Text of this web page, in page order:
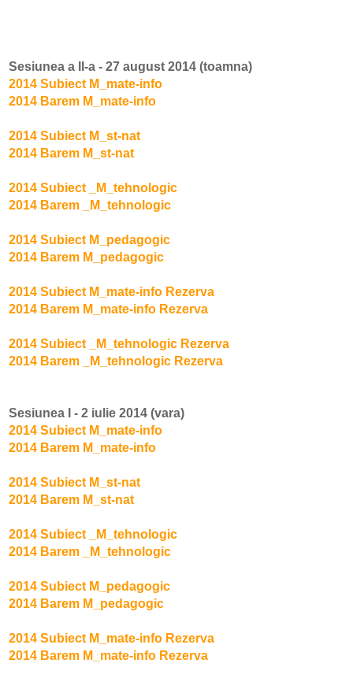
Sesiunea a II-a - 27 august 2014 (toamna)
2014 Subiect M_mate-info
2014 Barem M_mate-info
2014 Subiect M_st-nat
2014 Barem M_st-nat
2014 Subiect _M_tehnologic
2014 Barem _M_tehnologic
2014 Subiect M_pedagogic
2014 Barem M_pedagogic
2014 Subiect M_mate-info Rezerva
2014 Barem M_mate-info Rezerva
2014 Subiect _M_tehnologic Rezerva
2014 Barem _M_tehnologic Rezerva
Sesiunea I - 2 iulie 2014 (vara)
2014 Subiect M_mate-info
2014 Barem M_mate-info
2014 Subiect M_st-nat
2014 Barem M_st-nat
2014 Subiect _M_tehnologic
2014 Barem _M_tehnologic
2014 Subiect M_pedagogic
2014 Barem M_pedagogic
2014 Subiect M_mate-info Rezerva
2014 Barem M_mate-info Rezerva